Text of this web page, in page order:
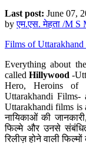
Last post: June 07,
byएम.एस. मेहता /M S
Films of Uttarakhand
Everything about
calledHillywood-
Hero, Heroins of
Uttarakhandi
Uttarakhandi films is
नायिकाओं की
फिल्मे और उनसे
रिलीज़ होने वाली